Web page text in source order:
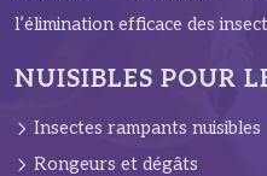
l’élimination efficace des
NUISIBLES POUR
Insectes rampants nuisibles
Rongeurs et dégâts